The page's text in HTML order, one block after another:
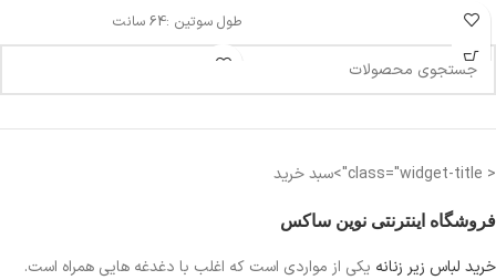
طول سوتین :64 سانت
دورکمر: 70-74 سانت
< class="widget-title">سبد خرید
فروشگاه اینترنتی نوین ساکس
خرید لباس زیر زنانه یکی از مواردی است که اغلب با دغدغه هایی همراه است.